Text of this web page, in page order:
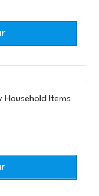
Household Items